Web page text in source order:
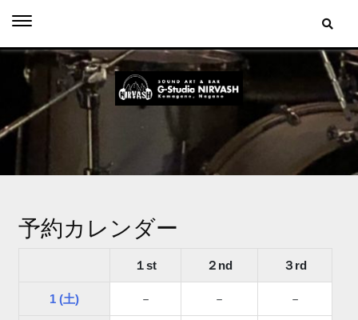
予約カレンダー
１st ２nd ３rd
1 (土) － － －